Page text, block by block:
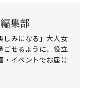
集部
しみになる」大人女
ごせるように、役立
・イベントでお届け